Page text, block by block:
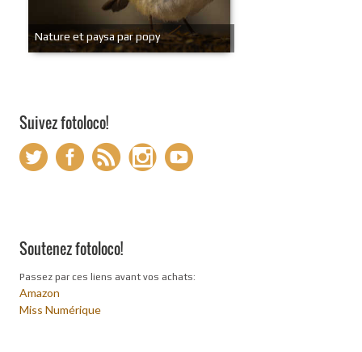
Nature et paysa par popy
Suivez fotoloco!
Soutenez fotoloco!
Passez par ces liens avant vos achats:
Amazon
Miss Numérique